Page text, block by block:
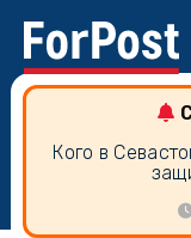
Кого в